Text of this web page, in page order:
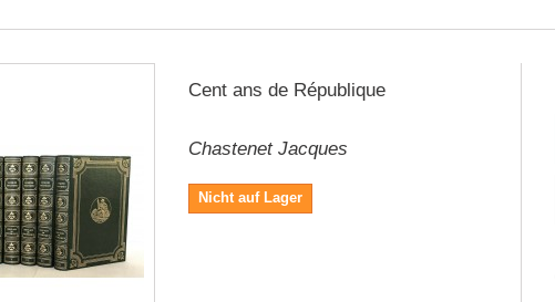
Cent ans de République
Chastenet Jacques
Nicht auf Lager